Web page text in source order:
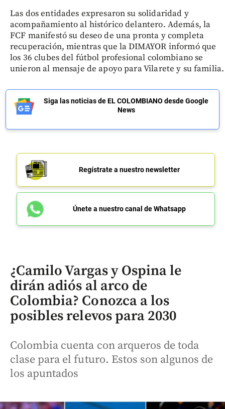
Las dos entidades expresaron su solidaridad y
acompañamiento al histórico delantero. Además, la
FCF manifestó su deseo de una pronta y completa
recuperación, mientras que la DIMAYOR informó que
los 36 clubes del fútbol profesional colombiano se
unieron al mensaje de apoyo para Vilarete y su familia.
Siga las noticias de EL COLOMBIANO desde Google
News
Regístrate a nuestro newsletter
Únete a nuestro canal de Whatsapp
¿Camilo Vargas y Ospina le
dirán adiós al arco de
Colombia? Conozca a los
posibles relevos para 2030
Colombia cuenta con arqueros de toda
clase para el futuro. Estos son algunos de
los apuntados